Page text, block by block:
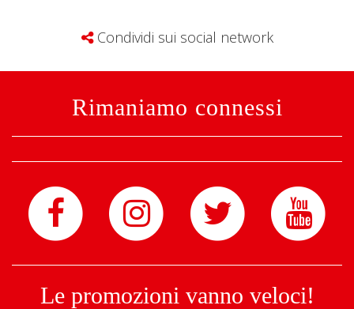
Condividi sui social network
Rimaniamo connessi
Le promozioni vanno veloci!